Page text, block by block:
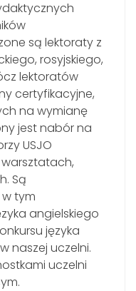
są lektoraty z
rosyjskiego,
lektoratów
certyfikacyjne,
na wymianę
jest nabór na
USJO
Są
tym
angielskiego
języka
naszej uczelni.
uczelni